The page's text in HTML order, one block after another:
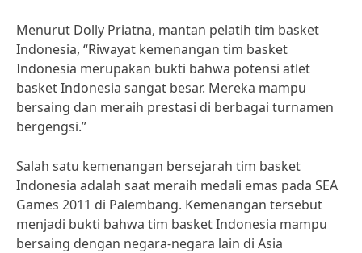
Menurut Dolly Priatna, mantan pelatih tim basket
Indonesia, “Riwayat kemenangan tim basket
Indonesia merupakan bukti bahwa potensi atlet
basket Indonesia sangat besar. Mereka mampu
bersaing dan meraih prestasi di berbagai turnamen
bergengsi.”
Salah satu kemenangan bersejarah tim basket
Indonesia adalah saat meraih medali emas pada SEA
Games 2011 di Palembang. Kemenangan tersebut
menjadi bukti bahwa tim basket Indonesia mampu
bersaing dengan negara-negara lain di Asia